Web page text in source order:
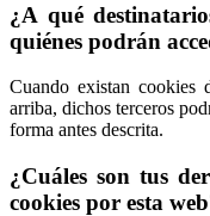
¿A qué
quiénes podrán
Cuando existan cookies
arriba, dichos terceros
forma antes descrita.
¿Cuáles son tus
cookies por esta